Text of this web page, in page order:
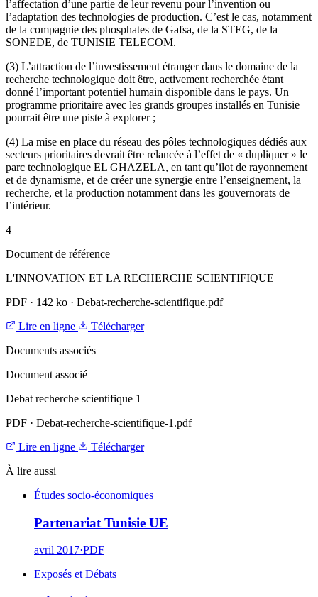
l’affectation d’une partie de leur revenu pour l’invention ou
l’adaptation des technologies de production. C’est le cas, notamment
de la compagnie des phosphates de Gafsa, de la STEG, de la
SONEDE, de TUNISIE TELECOM.
(3) L’attraction de l’investissement étranger dans le domaine de la
recherche technologique doit être, activement recherchée étant
donné l’important potentiel humain disponible dans le pays. Un
programme prioritaire avec les grands groupes installés en Tunisie
pourrait être une piste à explorer ;
(4) La mise en place du réseau des pôles technologiques dédiés aux
secteurs prioritaires devrait être relancée à l’effet de « dupliquer » le
parc technologique EL GHAZELA, en tant qu’ilot de rayonnement
et de dynamisme, et de créer une synergie entre l’enseignement, la
recherche, et la production notamment dans les gouvernorats de
l’intérieur.
4
Document de référence
L'INNOVATION ET LA RECHERCHE SCIENTIFIQUE
PDF · 142 ko · Debat-recherche-scientifique.pdf
Lire en ligne
Télécharger
Documents associés
Document associé
Debat recherche scientifique 1
PDF · Debat-recherche-scientifique-1.pdf
Lire en ligne
Télécharger
À lire aussi
Études socio-économiques
Partenariat Tunisie UE
avril 2017·PDF
Exposés et Débats